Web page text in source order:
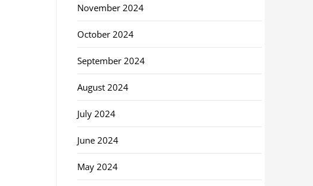
November 2024
October 2024
September 2024
August 2024
July 2024
June 2024
May 2024